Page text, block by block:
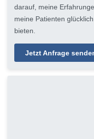
darauf, meine
meine Patienten
bieten.
Jetzt Anfrage